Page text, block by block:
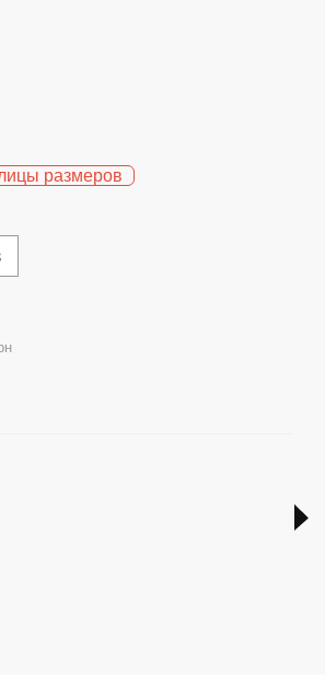
размеров